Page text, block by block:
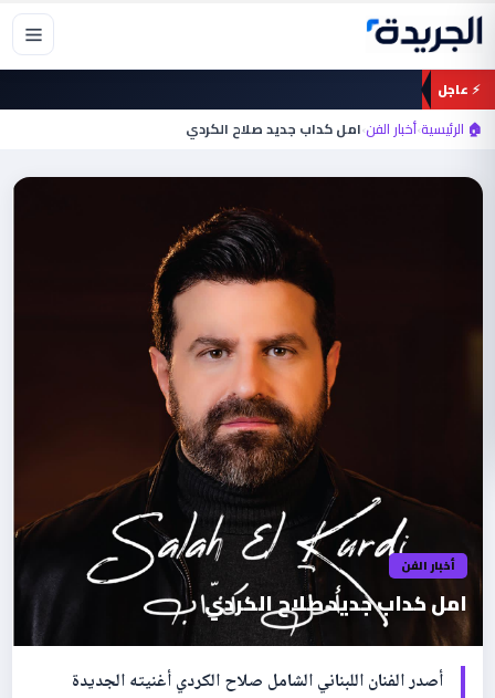
تخطي
المحتوى
⚡ عاجل
🏠 الرئيسية›أخبار الفن›امل كداب جديد صلاح الكردي
أخبار الفن
امل كداب جديد صلاح الكردي
‏أصدر الفنان اللبناني الشامل صلاح الكردي أغنيته الجديدة